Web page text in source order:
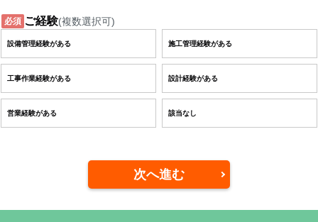
必須 ご経験(複数選択可)
設備管理経験がある 施工管理経験がある
工事作業経験がある 設計経験がある
営業経験がある 該当なし
次へ進む